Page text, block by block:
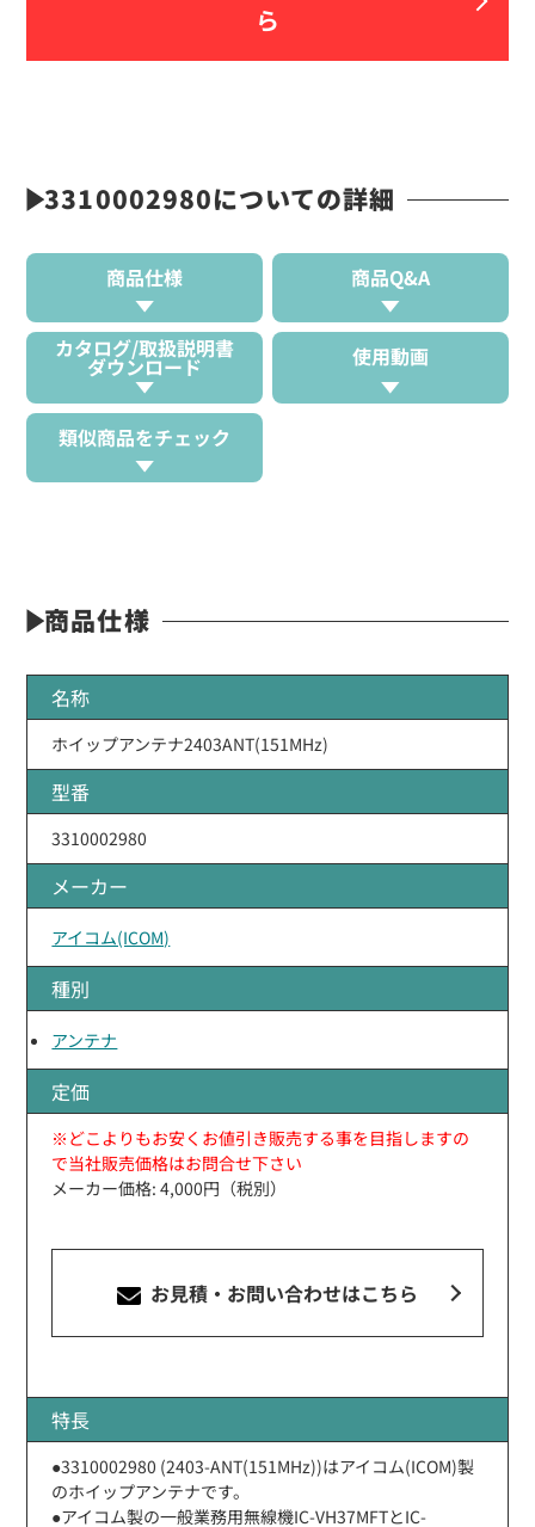
ら
3310002980についての詳細
商品仕様 商品Q&A
カタログ/取扱説明書
ダウンロード 使用動画
類似商品をチェック
商品仕様
名称
ホイップアンテナ2403ANT(151MHz)
型番
3310002980
メーカー
アイコム(ICOM)
種別
アンテナ
定価
※どこよりもお安くお値引き販売する事を目指しますの
で当社販売価格はお問合せ下さい
メーカー価格: 4,000円（税別）
お見積・お問い合わせはこちら
特長
●3310002980 (2403-ANT(151MHz))はアイコム(ICOM)製
のホイップアンテナです。
●アイコム製の一般業務用無線機IC-VH37MFTとIC-